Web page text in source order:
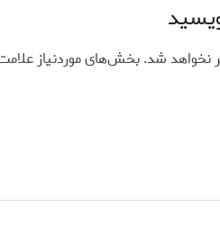
نخواهد شد.بخش‌های موردنیاز